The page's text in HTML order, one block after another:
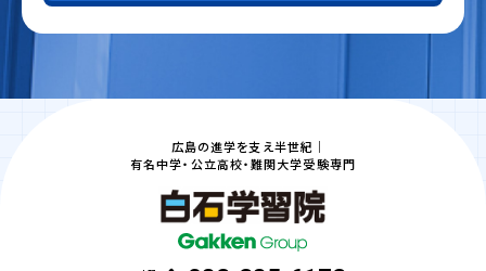
広島の進学を支え半世紀｜
有名中学・公立高校・難関大学受験専門